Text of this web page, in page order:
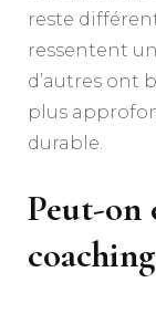
reste
ressentent
d’autres ont
plus
durable.
Peut-on